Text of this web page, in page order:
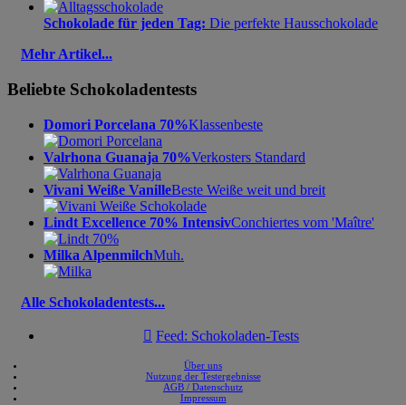
Schokolade für jeden Tag: Die perfekte Hausschokolade
Mehr Artikel...
Beliebte Schokoladentests
Domori Porcelana 70%Klassenbeste
Valrhona Guanaja 70%Verkosters Standard
Vivani Weiße VanilleBeste Weiße weit und breit
Lindt Excellence 70% IntensivConchiertes vom 'Maître'
Milka AlpenmilchMuh.
Alle Schokoladentests...
 Feed: Schokoladen-Tests
Über uns
Nutzung der Testergebnisse
AGB / Datenschutz
Impressum